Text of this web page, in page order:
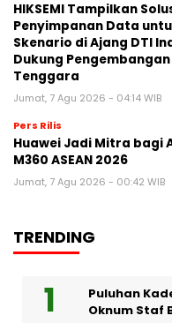
HIKSEMI Tampilkan
Penyimpanan Data
Skenario di Ajang DTI
Dukung Pengembangan
Tenggara
Jumat, 7 Agu 2026 - 04:14 WIB
Pers Rilis
Huawei Jadi Mitra bagi
M360 ASEAN 2026
Jumat, 7 Agu 2026 - 00:42 WIB
TRENDING
Puluhan
Oknum Staf